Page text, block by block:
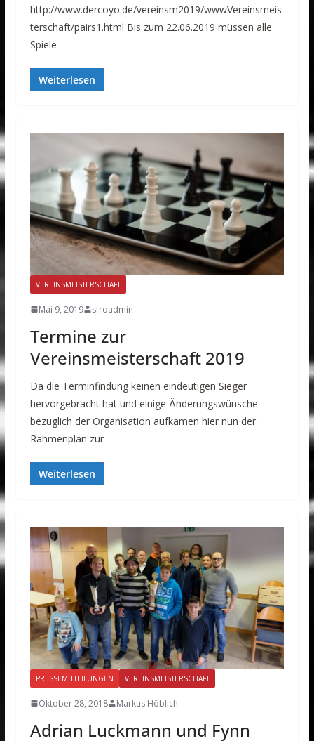
http://www.dercoyo.de/vereinsm2019/wwwVereinsmeis
terschaft/pairs1.html Bis zum 22.06.2019 müssen alle
Spiele
Weiterlesen
VEREINSMEISTERSCHAFT
Mai 9, 2019 sfroadmin
Termine zur
Vereinsmeisterschaft 2019
Da die Terminfindung keinen eindeutigen Sieger
hervorgebracht hat und einige Änderungswünsche
bezüglich der Organisation aufkamen hier nun der
Rahmenplan zur
Weiterlesen
PRESSEMITTEILUNGEN VEREINSMEISTERSCHAFT
Oktober 28, 2018 Markus Höblich
Adrian Luckmann und Fynn